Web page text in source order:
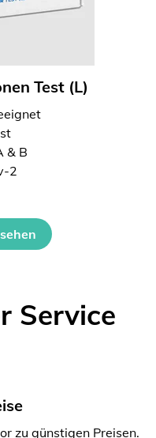
Test (L)
& B
2
Service
zu günstigen Preisen.